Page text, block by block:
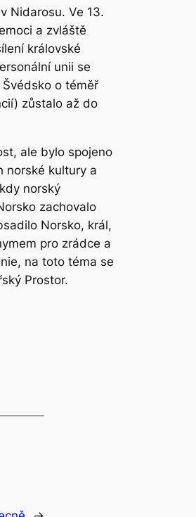
Nidarosu. Ve 13.
a zvláště
královské
unii se
o téměř
zůstalo až do
ale bylo spojeno
norské kultury a
norský
zachovalo
Norsko, král,
pro zrádce a
na toto téma se
Prostor.